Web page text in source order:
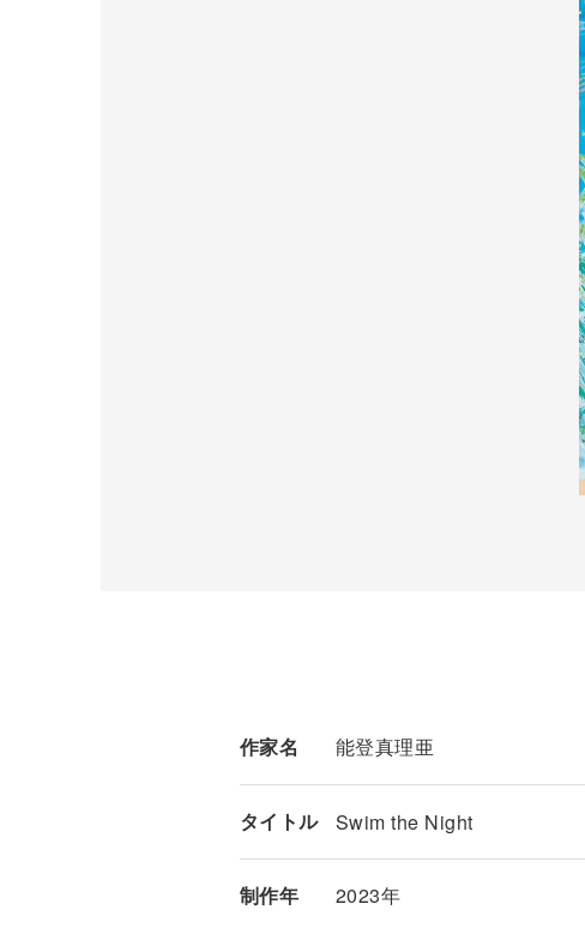
作家名 能登真理亜
タイトル Swim the Night
制作年 2023年